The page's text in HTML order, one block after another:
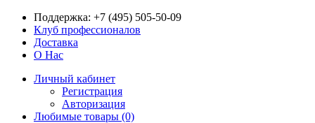
Поддержка: +7 (495) 505-50-09
Клуб профессионалов
Доставка
О Нас
Личный кабинет
Регистрация
Авторизация
Любимые товары (0)